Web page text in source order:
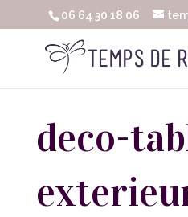
06 64 30 18 06
deco-